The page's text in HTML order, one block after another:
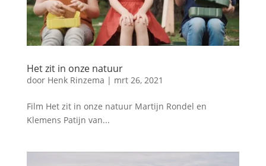
Het zit in onze natuur
door Henk Rinzema | mrt 26, 2021
Film Het zit in onze natuur Martijn Rondel en
Klemens Patijn van...